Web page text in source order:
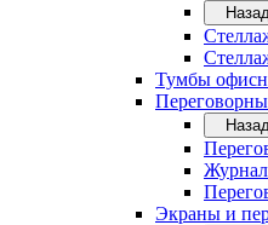
Тумбы
Экраны и